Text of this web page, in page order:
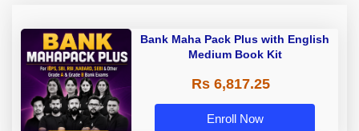
Bank Maha Pack Plus with English
Medium Book Kit
Rs 6,817.25
Enroll Now